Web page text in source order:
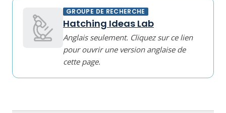
GROUPE DE RECHERCHE
Hatching Ideas Lab
Anglais seulement. Cliquez sur ce lien
pour ouvrir une version anglaise de
cette page.